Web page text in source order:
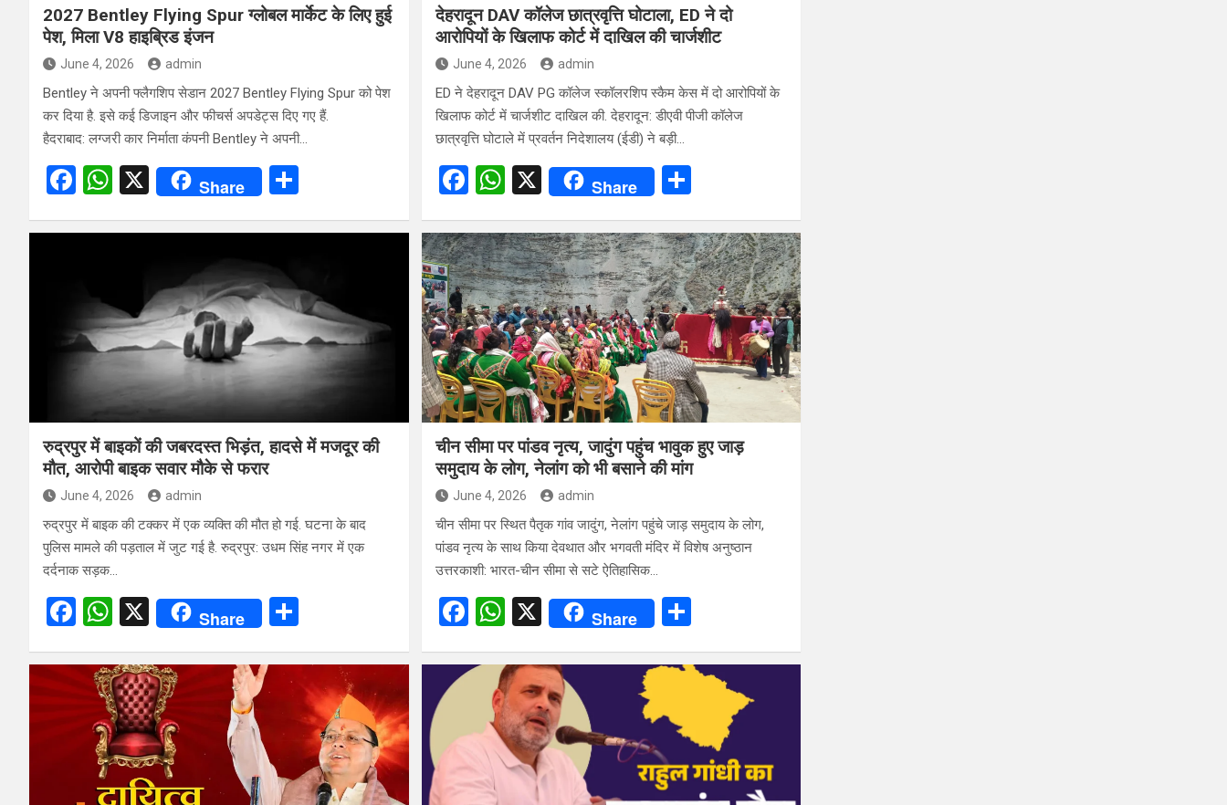
2027 Bentley Flying Spur ग्लोबल मार्केट के लिए हुई
पेश, मिला V8 हाइब्रिड इंजन
June 4, 2026 admin
Bentley ने अपनी फ्लैगशिप सेडान 2027 Bentley Flying Spur को पेश
कर दिया है. इसे कई डिजाइन और फीचर्स अपडेट्स दिए गए हैं.
हैदराबाद: लग्जरी कार निर्माता कंपनी Bentley ने अपनी…
F
ce
o
o
k
W
at
p
p
X Share
ar
देहरादून DAV कॉलेज छात्रवृत्ति घोटाला, ED ने दो
आरोपियों के खिलाफ कोर्ट में दाखिल की चार्जशीट
June 4, 2026 admin
ED ने देहरादून DAV PG कॉलेज स्कॉलरशिप स्कैम केस में दो आरोपियों के
खिलाफ कोर्ट में चार्जशीट दाखिल की. देहरादून: डीएवी पीजी कॉलेज
छात्रवृत्ति घोटाले में प्रवर्तन निदेशालय (ईडी) ने बड़ी…
F
ce
b
o
o
k
W
at
s
A
p
p
X Share
S
ar
e
रुद्रपुर में बाइकों की जबरदस्त भिड़ंत, हादसे में मजदूर की
मौत, आरोपी बाइक सवार मौके से फरार
June 4, 2026 admin
रुद्रपुर में बाइक की टक्कर में एक व्यक्ति की मौत हो गई. घटना के बाद
पुलिस मामले की पड़ताल में जुट गई है. रुद्रपुर: उधम सिंह नगर में एक
दर्दनाक सड़क…
F
ce
b
W
at
s
A
p
p
X Share
ar
e
चीन सीमा पर पांडव नृत्य, जादुंग पहुंच भावुक हुए जाड़
समुदाय के लोग, नेलांग को भी बसाने की मांग
June 4, 2026 admin
चीन सीमा पर स्थित पैतृक गांव जादुंग, नेलांग पहुंचे जाड़ समुदाय के लोग,
पांडव नृत्य के साथ किया देवथात और भगवती मंदिर में विशेष अनुष्ठान
उत्तरकाशी: भारत-चीन सीमा से सटे ऐतिहासिक…
F
ce
o
o
k
W
at
s
A
p
p
X Share
S
ar